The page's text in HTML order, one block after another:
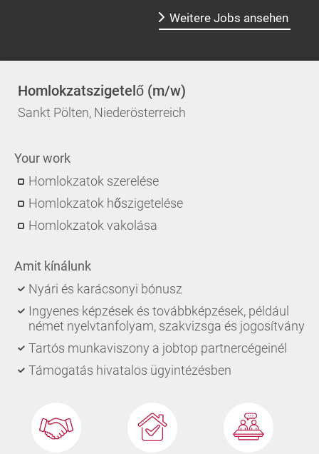
Weitere Jobs ansehen
Homlokzatszigetelő (m/w)
Sankt Pölten, Niederösterreich
Your work
Homlokzatok szerelése
Homlokzatok hőszigetelése
Homlokzatok vakolása
Amit kínálunk
Nyári és karácsonyi bónusz
Ingyenes képzések és továbbképzések, például
német nyelvtanfolyam, szakvizsga és jogosítvány
Tartós munkaviszony a jobtop partnercégeinél
Támogatás hivatalos ügyintézésben